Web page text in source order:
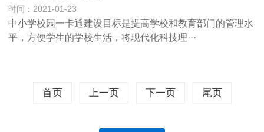
时间：2021-01-23
中小学校园一卡通建设目标是提高学校和教育部门的管理水
平，方便学生的学校生活，将现代化科技理···
首页 上一页 下一页 尾页